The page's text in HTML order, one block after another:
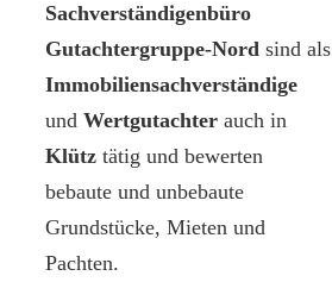
Sachverständigenbüro
Gutachtergruppe-Nord sind als
Immobiliensachverständige
und Wertgutachter auch in
Klütz tätig und bewerten
bebaute und unbebaute
Grundstücke, Mieten und
Pachten.